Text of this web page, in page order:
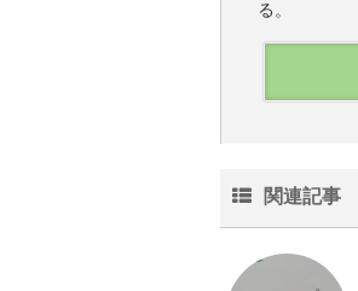
る。
関連記事